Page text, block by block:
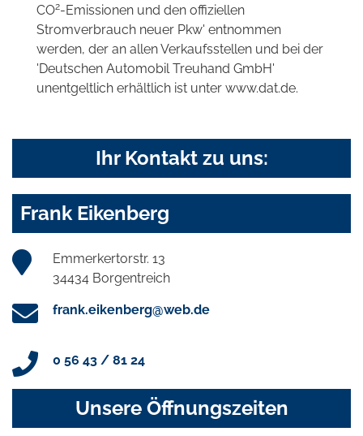
CO2-Emissionen und den offiziellen
Stromverbrauch neuer Pkw' entnommen
werden, der an allen Verkaufsstellen und bei der
'Deutschen Automobil Treuhand GmbH'
unentgeltlich erhältlich ist unter www.dat.de.
Ihr Kontakt zu uns:
Frank Eikenberg
Emmerkertorstr. 13
34434 Borgentreich
frank.eikenberg@web.de
0 56 43 / 81 24
Unsere Öffnungszeiten